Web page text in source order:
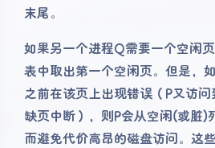
末尾。
如果另一个进程Q需要一个空闲
表中取出第一个空闲页。但是，
之前在该页上出现错误（P又访
缺页中断），则P会从空闲(或脏)
而避免代价高昂的磁盘访问。这